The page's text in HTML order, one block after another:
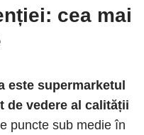
cea mai
este supermarketul
de vedere al calității
puncte sub medie în